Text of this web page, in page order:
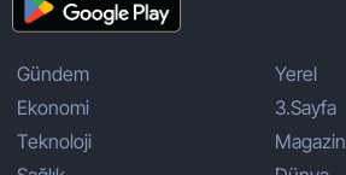
Gündem
Ekonomi
Teknoloji
Yerel
3.Sayfa
Magazin